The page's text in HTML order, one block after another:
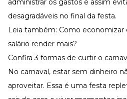
administrar os gastos e assim
desagradáveis no final da festa.
Leia também: Como economizar
salário render mais?
Confira 3 formas de curtir o
No carnaval, estar sem dinheiro
aproveitar. Essa é uma festa